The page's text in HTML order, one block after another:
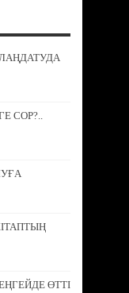
СОР?..
ӨТТІ